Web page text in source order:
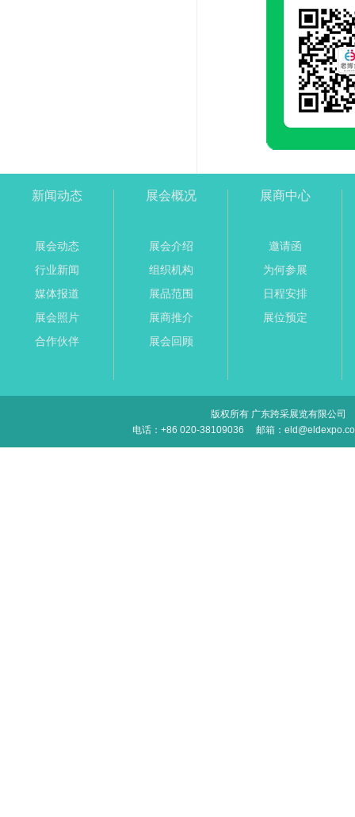
新闻动态
展会动态
行业新闻
媒体报道
展会照片
合作伙伴
展会概况
展会介绍
组织机构
展品范围
展商推介
展会回顾
展商中心
邀请函
为何参展
日程安排
展位预定
版权所有 广东跨采展览有限公司
电话：+86 020-38109036
邮箱：